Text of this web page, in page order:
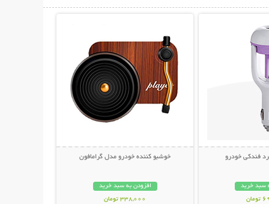
فندکی خودرو
سبد خرید
خوشبو کننده خودرو مدل گرامافون
افزودن به سبد خرید
338,000 تومان